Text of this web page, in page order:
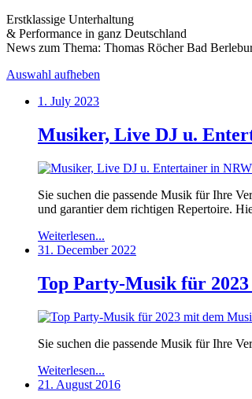
Erstklassige Unterhaltung
& Performance in ganz Deutschland
News zum Thema: Thomas Röcher Bad
Auswahl aufheben
1. July 2023
Musiker, Live DJ u.
Sie suchen die passende Musik für Ihre
und garantier dem richtigen Repertoire.
Weiterlesen...
31. December 2022
Top Party-Musik für
Sie suchen die passende Musik für Ihre
Weiterlesen...
21. August 2016